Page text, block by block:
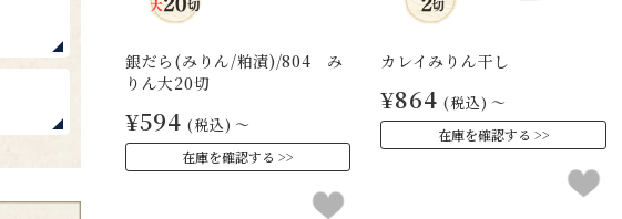
銀だら(みりん/粕漬)/804 み
りん大20切
¥594 (税込) ～
在庫を確認する
カレイみりん干し
¥864 (税込) ～
在庫を確認する